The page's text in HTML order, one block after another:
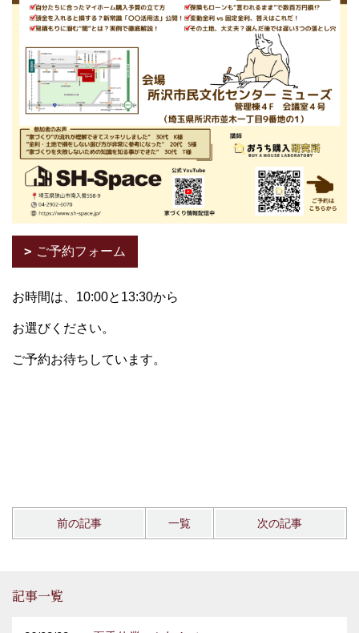
ご予約フォーム
お時間は、10:00と13:30から
お選びください。
ご予約お待ちしています。
前の記事 一覧 次の記事
記事一覧